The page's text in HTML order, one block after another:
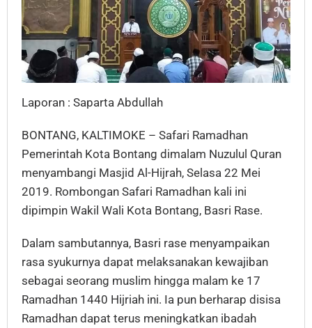
Laporan : Saparta Abdullah
BONTANG, KALTIMOKE – Safari Ramadhan
Pemerintah Kota Bontang dimalam Nuzulul Quran
menyambangi Masjid Al-Hijrah, Selasa 22 Mei
2019. Rombongan Safari Ramadhan kali ini
dipimpin Wakil Wali Kota Bontang, Basri Rase.
Dalam sambutannya, Basri rase menyampaikan
rasa syukurnya dapat melaksanakan kewajiban
sebagai seorang muslim hingga malam ke 17
Ramadhan 1440 Hijriah ini. Ia pun berharap disisa
Ramadhan dapat terus meningkatkan ibadah